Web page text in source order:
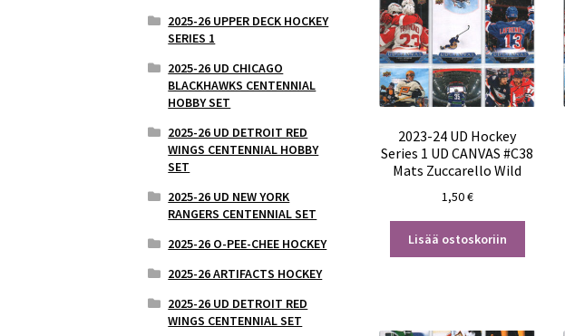
2023-24 UD Hockey
Series 1 UD CANVAS #C38
Mats Zuccarello Wild
1,50€
Lisää ostoskoriin
2025-26 UPPER DECK HOCKEY
SERIES 1
2025-26 UD CHICAGO
BLACKHAWKS CENTENNIAL
HOBBY SET
2025-26 UD DETROIT RED
WINGS CENTENNIAL HOBBY
SET
2025-26 UD NEW YORK
RANGERS CENTENNIAL SET
2025-26 O-PEE-CHEE HOCKEY
2025-26 ARTIFACTS HOCKEY
2025-26 UD DETROIT RED
WINGS CENTENNIAL SET